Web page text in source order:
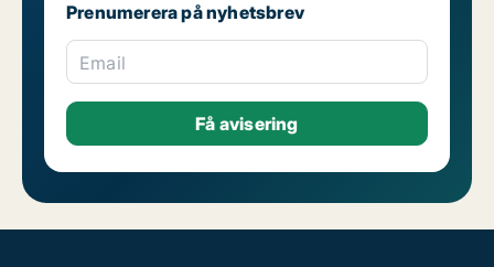
Prenumerera på nyhetsbrev
Email